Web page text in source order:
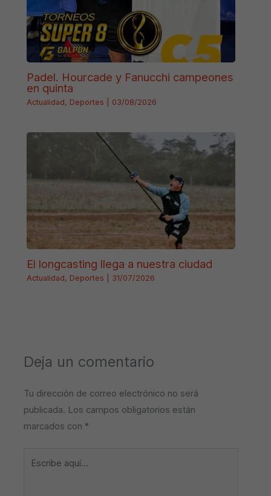
Padel. Hourcade y Fanucchi campeones
en quinta
Actualidad, Deportes 03/08/2026
El longcasting llega a nuestra ciudad
Actualidad, Deportes 31/07/2026
Deja un comentario
Tu dirección de correo electrónico no será
publicada. Los campos obligatorios están
marcados con *